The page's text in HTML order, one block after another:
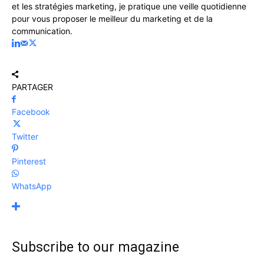
et les stratégies marketing, je pratique une veille quotidienne
pour vous proposer le meilleur du marketing et de la
communication.
PARTAGER
Facebook
Twitter
Pinterest
WhatsApp
Subscribe to our magazine